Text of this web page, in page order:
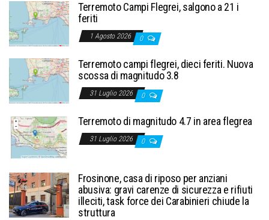
Terremoto Campi Flegrei, salgono a 21 i
feriti
1 Agosto 2026 0
Terremoto campi flegrei, dieci feriti. Nuova
scossa di magnitudo 3.8
31 Luglio 2026 0
Terremoto di magnitudo 4.7 in area flegrea
31 Luglio 2026 0
Frosinone, casa di riposo per anziani
abusiva: gravi carenze di sicurezza e rifiuti
illeciti, task force dei Carabinieri chiude la
struttura